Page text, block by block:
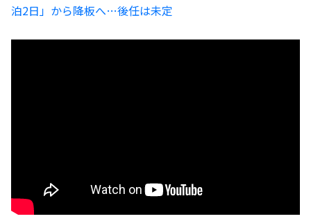
泊2日」から降板へ…後任は未定